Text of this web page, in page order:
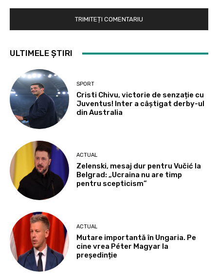
ULTIMELE ȘTIRI
SPORT
Cristi Chivu, victorie de senzație cu
Juventus! Inter a câștigat derby-ul
din Australia
ACTUAL
Zelenski, mesaj dur pentru Vučić la
Belgrad: „Ucraina nu are timp
pentru scepticism”
ACTUAL
Mutare importantă în Ungaria. Pe
cine vrea Péter Magyar la
președinție